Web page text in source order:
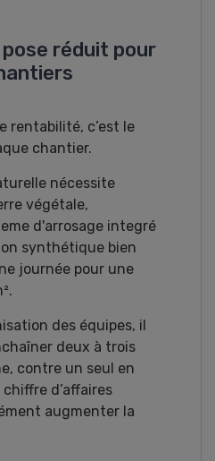
réduit pour
rentabilité, c’est le
chantier.
nécessite
végétale,
d'arrosage integré
synthétique bien
journée pour une
des équipes, il
deux à trois
contre un seul en
d’affaires
augmenter la